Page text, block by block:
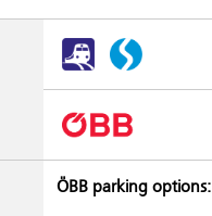
ÖBB parking options: